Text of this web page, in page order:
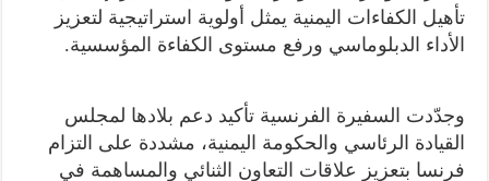
تأهيل الكفاءات اليمنية يمثل أولوية استراتيجية لتعزيز
الأداء الدبلوماسي ورفع مستوى الكفاءة المؤسسية.
وجدّدت السفيرة الفرنسية تأكيد دعم بلادها لمجلس
القيادة الرئاسي والحكومة اليمنية، مشددة على التزام
فرنسا بتعزيز علاقات التعاون الثنائي والمساهمة في